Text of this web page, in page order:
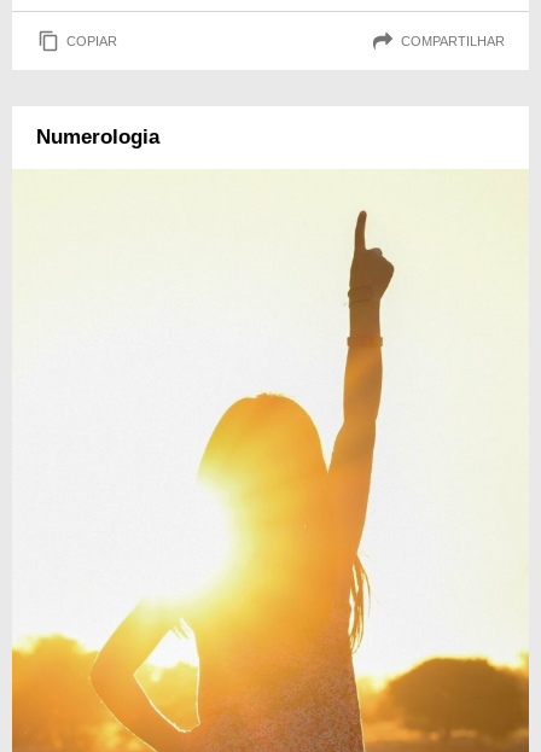
COPIAR COMPARTILHAR
Numerologia